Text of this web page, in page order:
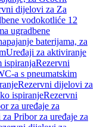
dijelovi za Za
vodokotliće 12
ugradbene
baterijama, za
Uređaji za aktiviranje
ispiranjaRezervni
a s pneumatskim
Rezervni dijelovi za
ispiranjeRezervni
za uređaje za
Pribor za uređaje za